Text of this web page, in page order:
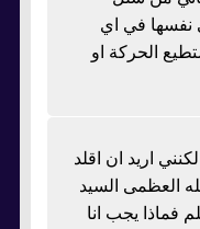
نفسها في اي
الحركة او
لكنني اريد ان اقلد
العظمى السيد
فماذا يجب انا